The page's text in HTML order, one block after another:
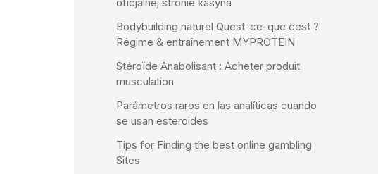
oficjalnej stronie kasyna
Bodybuilding naturel Quest-ce-que cest ?
Régime & entraînement MYPROTEIN
Stéroïde Anabolisant : Acheter produit
musculation
Parámetros raros en las analíticas cuando
se usan esteroides
Tips for Finding the best online gambling
Sites